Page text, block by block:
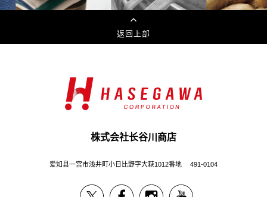
返回上部
株式会社长谷川商店
爱知县一宫市浅井町小日比野字大萩1012番地 491-0104